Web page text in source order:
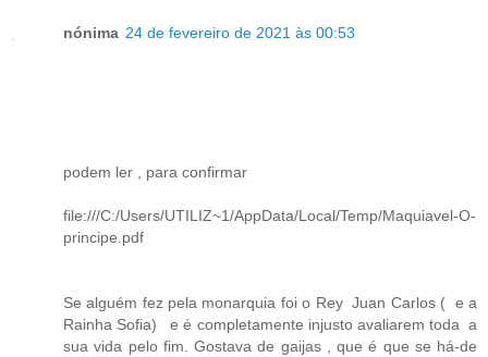
nónima 24 de fevereiro de 2021 às 00:53
podem ler , para confirmar
file:///C:/Users/UTILIZ~1/AppData/Local/Temp/Maquiavel-O-
principe.pdf
Se alguém fez pela monarquia foi o Rey Juan Carlos ( e a
Rainha Sofia) e é completamente injusto avaliarem toda a
sua vida pelo fim. Gostava de gaijas , que é que se há-de